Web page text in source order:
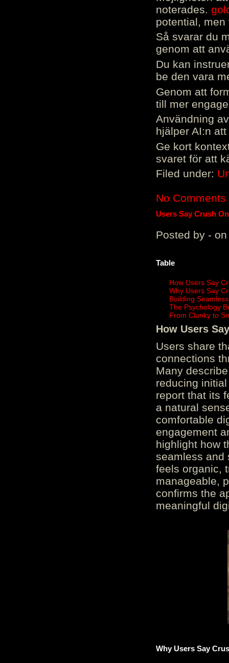
noterades.
potential, men
Så svarar du
genom att
Du kan
be den vara
Genom att
till mer
Användning
hjälper AI:n
Ge kort
svaret för att
Filed under:
No Comments
Users Say Crush
Posted by - on
Table
How Users Say
Why Users Say
Building
The Psychology
From Clunky to
How Users
Users share
connections
Many
reducing
report that its
a natural
comfortable
engagement
highlight how
seamless and
feels organic,
manageable,
confirms the
meaningful
Why Users Say